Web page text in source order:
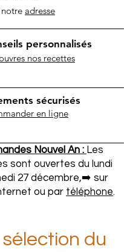
adresse
personnalisés
nos recettes
sécurisés
en ligne
Nouvel An : Les
sont ouvertes du lundi
27 décembre,➡️ sur
ou par téléphone.
du